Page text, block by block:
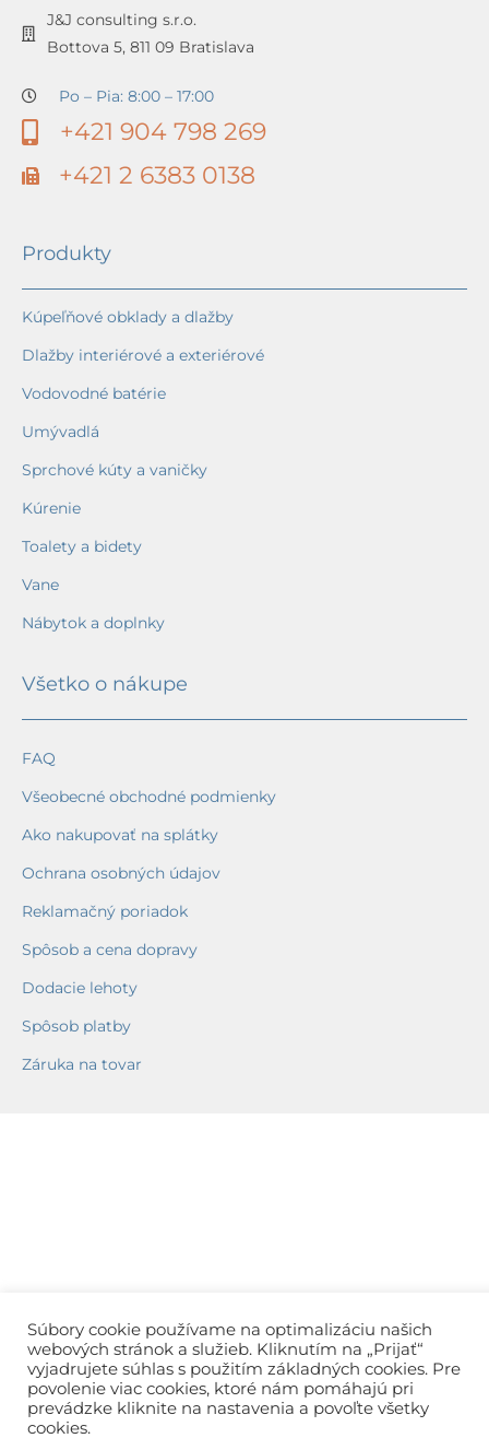
J&J consulting s.r.o.
Bottova 5, 811 09 Bratislava
Po – Pia: 8:00 – 17:00
+421 904 798 269
+421 2 6383 0138
Produkty
Kúpeľňové obklady a dlažby
Dlažby interiérové a exteriérové
Vodovodné batérie
Umývadlá
Sprchové kúty a vaničky
Kúrenie
Toalety a bidety
Vane
Nábytok a doplnky
Všetko o nákupe
FAQ
Všeobecné obchodné podmienky
Ako nakupovať na splátky
Ochrana osobných údajov
Reklamačný poriadok
Spôsob a cena dopravy
Dodacie lehoty
Spôsob platby
Záruka na tovar
Súbory cookie používame na optimalizáciu našich
webových stránok a služieb. Kliknutím na „Prijať“
vyjadrujete súhlas s použitím základných cookies. Pre
povolenie viac cookies, ktoré nám pomáhajú pri
prevádzke kliknite na nastavenia a povoľte všetky
cookies.